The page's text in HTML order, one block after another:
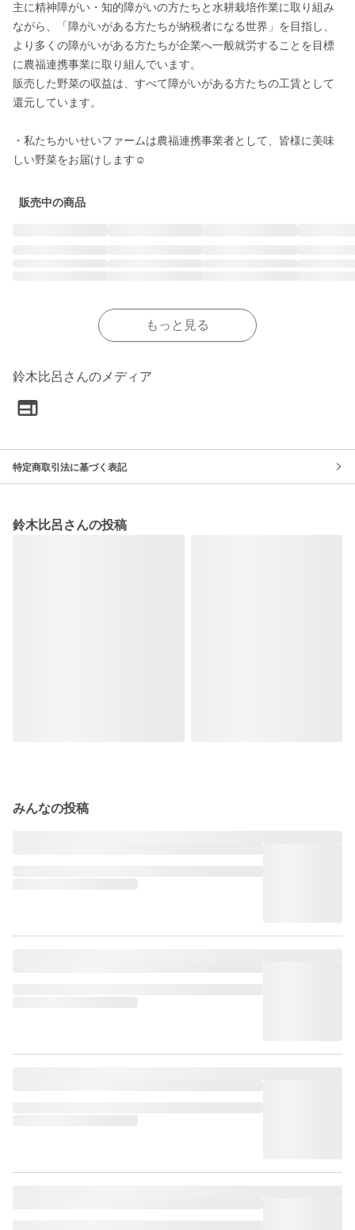
主に精神障がい・知的障がいの方たちと水耕栽培作業に取り組み
ながら、「障がいがある方たちが納税者になる世界」を目指し、
より多くの障がいがある方たちが企業へ一般就労することを目標
に農福連携事業に取り組んでいます。
販売した野菜の収益は、すべて障がいがある方たちの工賃として
還元しています。
・私たちかいせいファームは農福連携事業者として、皆様に美味
販売中の商品
もっと見る
鈴木比呂さんのメディア
特定商取引法に基づく表記
鈴木比呂さんの投稿
みんなの投稿